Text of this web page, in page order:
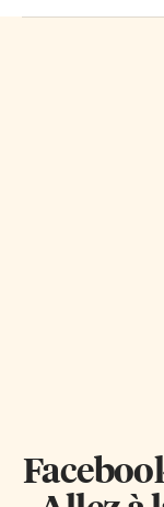
communautaire
Niagara (CSCHN)
public attentif. Au fil
s’enchaînent. Une
conscience en
C’est au Marquis
Rymal Road East à
que des dizaines de
se sont réunies le 17
souligner la Journée